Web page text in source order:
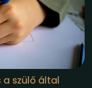
a szülő által